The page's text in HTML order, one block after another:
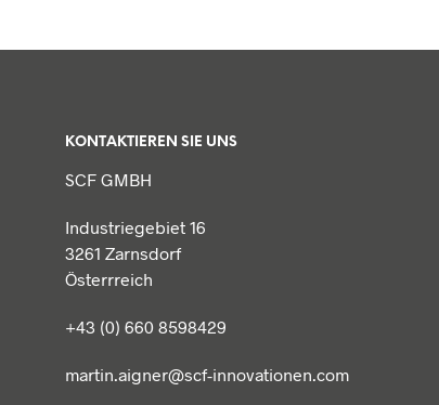
KONTAKTIEREN SIE UNS
SCF GMBH
Industriegebiet 16
3261 Zarnsdorf
Österrreich
+43 (0) 660 8598429
martin.aigner@scf-innovationen.com